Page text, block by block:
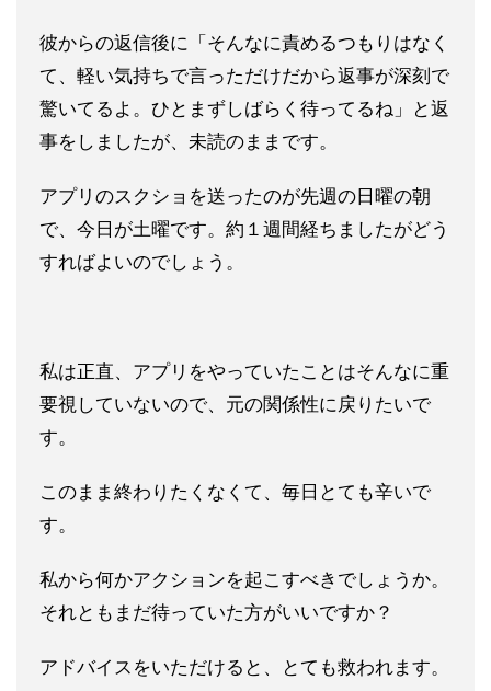
彼からの返信後に「そんなに責めるつもりはなく
て、軽い気持ちで言っただけだから返事が深刻で
驚いてるよ。ひとまずしばらく待ってるね」と返
事をしましたが、未読のままです。
アプリのスクショを送ったのが先週の日曜の朝
で、今日が土曜です。約１週間経ちましたがどう
すればよいのでしょう。
私は正直、アプリをやっていたことはそんなに重
要視していないので、元の関係性に戻りたいで
す。
このまま終わりたくなくて、毎日とても辛いで
す。
私から何かアクションを起こすべきでしょうか。
それともまだ待っていた方がいいですか？
アドバイスをいただけると、とても救われます。